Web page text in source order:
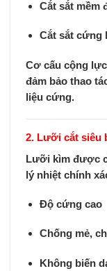
Cắt sắt mềm
Cắt sắt cứng
Cơ cấu cộng
đảm bảo thao
liệu cứng.
2. Lưỡi cắt siêu
Lưỡi kìm được
lý nhiệt chính
Độ cứng cao
Chống mẻ,
Không biến